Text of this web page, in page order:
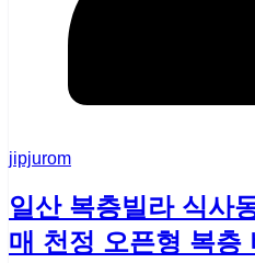
jipjurom
일산 복층빌라 식사
매 천정 오픈형 복층